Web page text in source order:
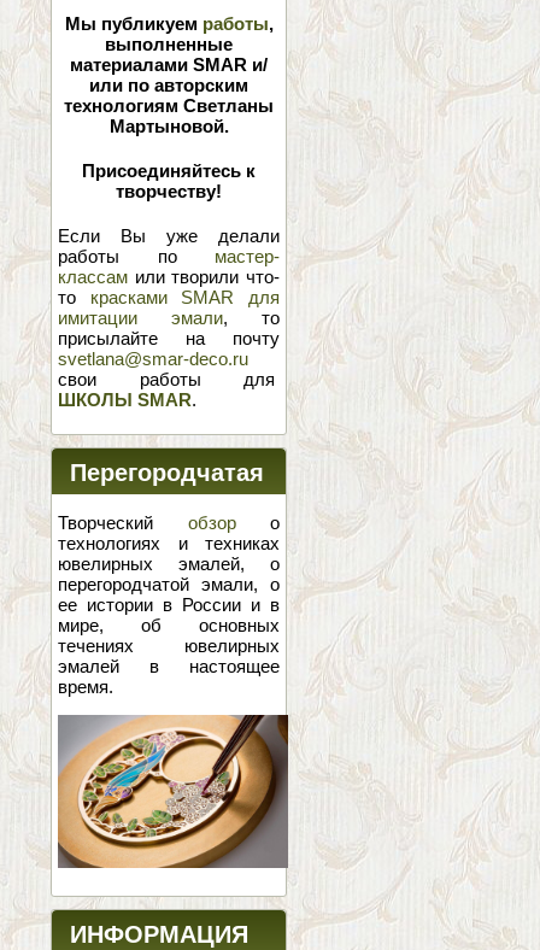
Мы публикуем работы,
выполненные
материалами SMAR и/
или по авторским
технологиям Светланы
Мартыновой.
Присоединяйтесь к
творчеству!
Если Вы уже делали
работы по мастер-
классам или творили что-
то красками SMAR для
имитации эмали, то
присылайте на почту
svetlana@smar-deco.ru
свои работы для
ШКОЛЫ SMAR.
Перегородчатая
эмаль
Творческий обзоро
технологиях и техниках
ювелирных эмалей, о
перегородчатой эмали, о
ее истории в России и в
мире, об основных
течениях ювелирных
эмалей в настоящее
время.
ИНФОРМАЦИЯ